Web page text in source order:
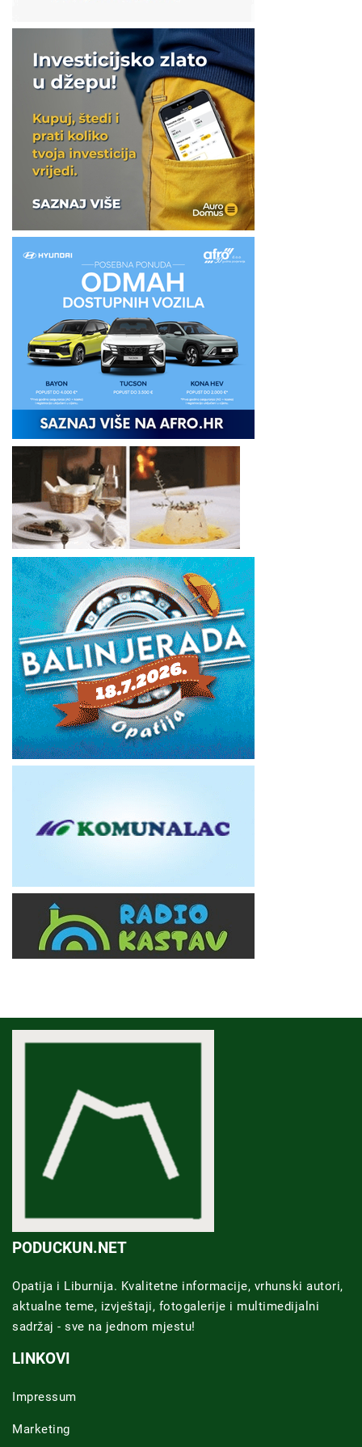
PODUCKUN.NET
Opatija i Liburnija. Kvalitetne informacije, vrhunski autori,
aktualne teme, izvještaji, fotogalerije i multimedijalni
sadržaj - sve na jednom mjestu!
LINKOVI
Impressum
Marketing